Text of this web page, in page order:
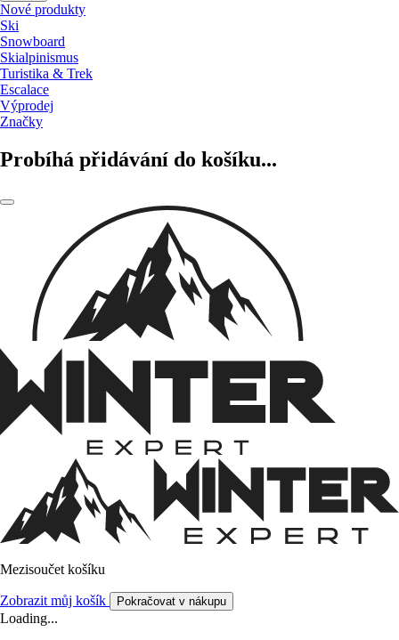
Nové produkty
Ski
Snowboard
Skialpinismus
Turistika & Trek
Escalace
Výprodej
Značky
Probíhá přidávání do košíku...
Mezisoučet košíku
Zobrazit můj košík Pokračovat v nákupu
Loading...